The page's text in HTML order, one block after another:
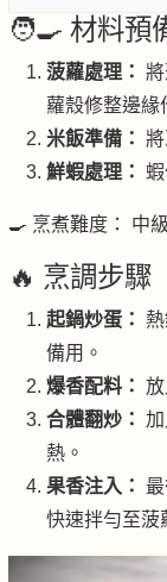
🧑‍🍳 材料預
菠蘿處理：
蘿殼修整邊緣
米飯準備：
鮮蝦處理：
🍳 烹煮難度： 中
🔥 烹調步驟
起鍋炒蛋：
備用。
爆香配料：
合體翻炒：
熱。
果香注入：
快速拌勻至菠